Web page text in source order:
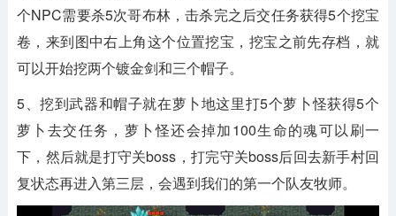
个NPC需要杀5次哥布林，击杀完之后交任务获得5个挖宝
卷，来到图中右上角这个位置挖宝，挖宝之前先存档，就
可以开始挖两个镀金剑和三个帽子。
5、挖到武器和帽子就在萝卜地这里打5个萝卜怪获得5个
萝卜去交任务，萝卜怪还会掉加100生命的魂可以刷一
下，然后就是打守关boss，打完守关boss后回去新手村回
复状态再进入第三层，会遇到我们的第一个队友牧师。